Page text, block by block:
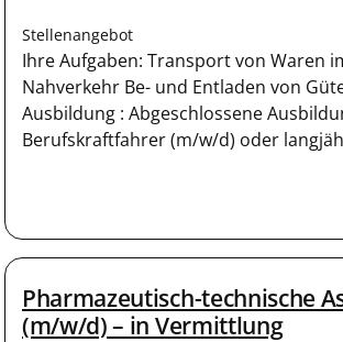
Stellenangebot
Ihre Aufgaben: Transport von Waren
Nahverkehr Be- und Entladen von
Ausbildung : Abgeschlossene
Berufskraftfahrer (m/w/d) oder
Pharmazeutisch-technische
(m/w/d) – in Vermittlung